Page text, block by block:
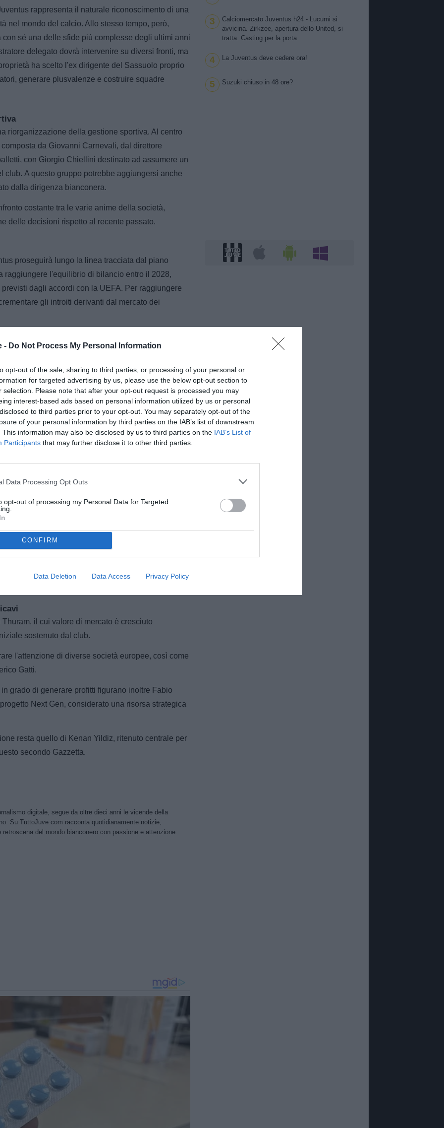
- Do Not Process My Personal Information
opt-out of the sale, sharing to third parties, or processing of your personal or
for targeted advertising by us, please use the below opt-out section to
selection. Please note that after your opt-out request is processed you may
interest-based ads based on personal information utilized by us or personal
to third parties prior to your opt-out. You may separately opt-out of the
of your personal information by third parties on the IAB’s list of downstream
This information may also be disclosed by us to third parties on the IAB’s List of
Participants that may further disclose it to other third parties.
Data Processing Opt Outs
opt-out of processing my Personal Data for Targeted
CONFIRM
Data Deletion Data Access Privacy Policy
rappresenta il naturale riconoscimento di una
nel mondo del calcio. Allo stesso tempo, però,
sé una delle sfide più complesse degli ultimi anni
delegato dovrà intervenire su diversi fronti, ma
ha scelto l'ex dirigente del Sassuolo proprio
generare plusvalenze e costruire squadre
riorganizzazione della gestione sportiva. Al centro
da Giovanni Carnevali, dal direttore
con Giorgio Chiellini destinato ad assumere un
club. A questo gruppo potrebbe aggiungersi anche
dalla dirigenza bianconera.
costante tra le varie anime della società,
delle decisioni rispetto al recente passato.
proseguirà lungo la linea tracciata dal piano
raggiungere l'equilibrio di bilancio entro il 2028,
dagli accordi con la UEFA. Per raggiungere
gli introiti derivanti dal mercato dei
dovrà generare ricavi da player trading superiori
indicano un obiettivo vicino ai 100 milioni di euro,
la riduzione degli introiti legati alla Champions
il cui valore di mercato supera sensibilmente il costo
realizzare importanti plusvalenze.
il cui valore di mercato è cresciuto
sostenuto dal club.
l'attenzione di diverse società europee, così come
Gatti.
grado di generare profitti figurano inoltre Fabio
Next Gen, considerato una risorsa strategica
resta quello di Kenan Yildiz, ritenuto centrale per
secondo Gazzetta.
digitale, segue da oltre dieci anni le vicende della
Su TuttoJuve.com racconta quotidianamente notizie,
del mondo bianconero con passione e attenzione.
3
Calciomercato Juventus h24 - Lucumi si
avvicina. Zirkzee, apertura dello United, si
tratta. Casting per la porta
4 La Juventus deve cedere ora!
5 Suzuki chiuso in 48 ore?